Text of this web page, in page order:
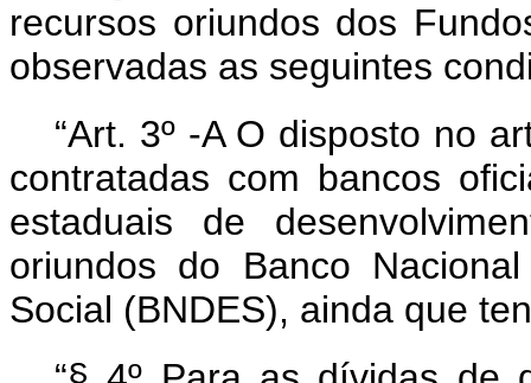
recursos oriundos dos
observadas as seguintes
“Art. 3º -A O disposto no
contratadas com bancos
estaduais de
oriundos do Banco
Social (BNDES), ainda que